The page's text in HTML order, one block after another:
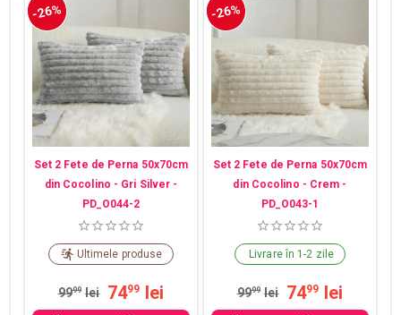
-26%
Set 2 Fete de Perna 50x70cm
din Cocolino - Gri Silver -
PD_O044-2
Ultimele produse
9999 lei 7499 lei
-26%
Set 2 Fete de Perna 50x70cm
din Cocolino - Crem -
PD_O043-1
Livrare în 1-2 zile
9999 lei 7499 lei